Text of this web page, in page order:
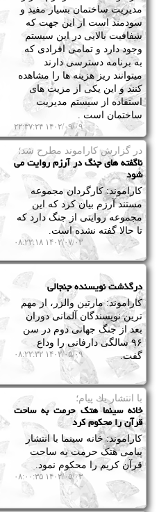
مدیریت ساختمان بسیار مفید و
سودمند است از این جهت که
شفافیت بالایی در این سیستم
وجود دارد و تمامی افرادی که
به برنامه دسترسی دارند
میتوانند ریز هزینه ها را مشاهده
کنند و این یکی از مزیت های
استفاده از سیستم مدیریت
ساختمان است .
۱۴۰۲/۰۹/۰۹ ۲۲:۳۷:۲۴
در گزارش كاراموند مطرح شد؛
ناگفته های جنگ در آرزم روایت می
شود
کاراموند: کارگردان مجموعه
مستند آرزم بیان کرد که این
مجموعه روایتی از جنگ دارد که
تا حالا گفته نشده است.
۱۴۰۲/۰۷/۰۳ ۰۸:۲۲:۱۸
درگذشت نویسنده جنجالی
کاراموند: مارتین والزر، از مهم
ترین نویسندگان آلمانی دوران
بعد از جنگ جهانی دوم در سن
۹۶ سالگی دارفانی را وداع
گفت.
۱۴۰۲/۰۵/۰۹ ۰۸:۲۲:۳۲
با انتشار یك پیام؛
خانه سینما هتک حرمت به ساحت
قرآن را محکوم کرد
کاراموند: خانه سینما با انتشار
پیامی هتک حرمت به ساحت
قرآن کریم را محکوم نمود.
۱۴۰۲/۰۵/۰۳ ۰۸:۰۰:۳۵